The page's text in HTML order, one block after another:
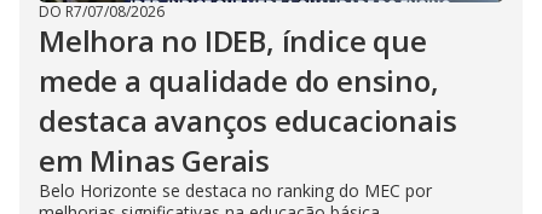
DO R7/07/08/2026
Melhora no IDEB, índice que
mede a qualidade do ensino,
destaca avanços educacionais
em Minas Gerais
Belo Horizonte se destaca no ranking do MEC por